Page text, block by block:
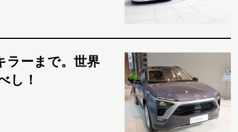
ラーまで。世界
し！